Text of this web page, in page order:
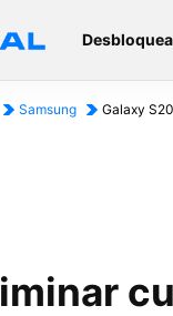
Samsung Galaxy